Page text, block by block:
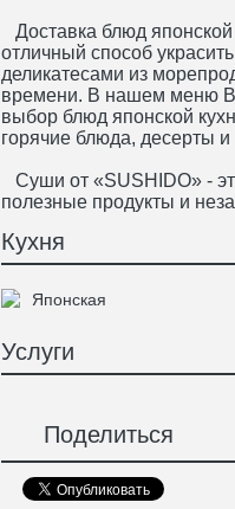
Доставка блюд
отличный способ
деликатесами из
времени. В нашем меню
выбор блюд японской
горячие блюда, десерты и
Суши от «SUSHIDO» -
полезные продукты и
Кухня
Японская
Услуги
Поделиться